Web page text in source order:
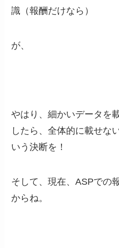
識（報酬だけなら）
が、
やはり、細かいデータを
したら、全体的に載せな
いう決断を！
そして、現在、ASPでの
からね。